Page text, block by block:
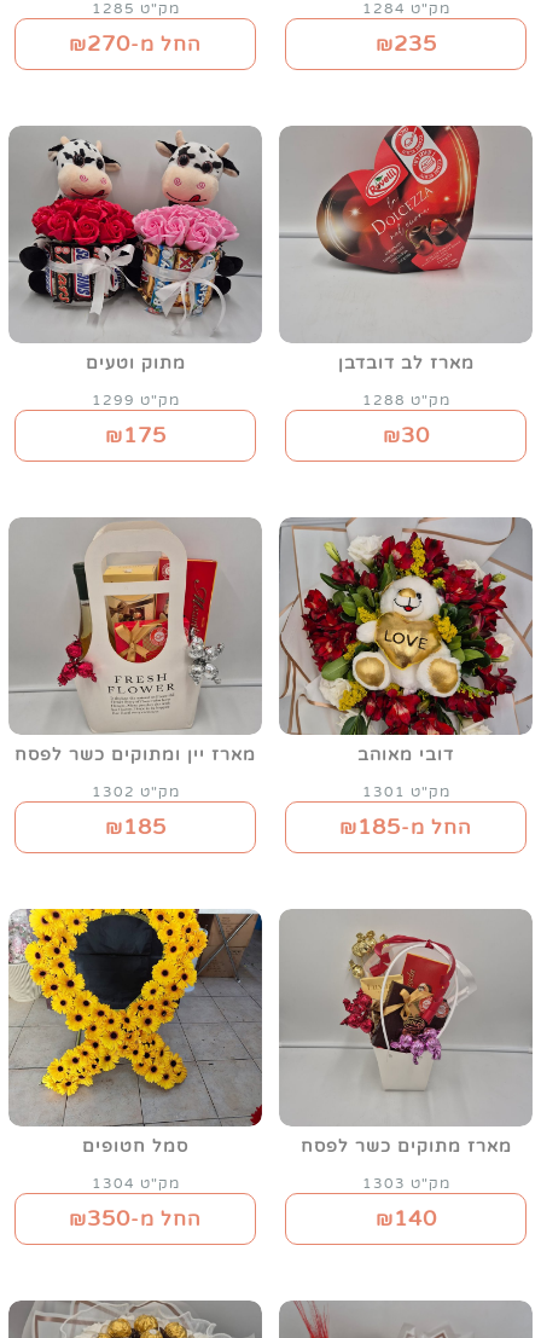
מק"ט 1284
₪235
מק"ט 1285
החל מ-₪270
מארז לב דובדבן
מק"ט 1288
₪30
מתוק וטעים
מק"ט 1299
₪175
דובי מאוהב
מק"ט 1301
החל מ-₪185
מארז יין ומתוקים כשר לפסח
מק"ט 1302
₪185
מארז מתוקים כשר לפסח
מק"ט 1303
₪140
סמל חטופים
מק"ט 1304
החל מ-₪350